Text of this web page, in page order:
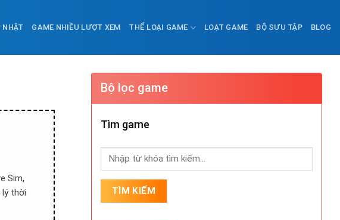
NHẬT GAME NHIỀU LƯỢT XEM THỂ LOẠI GAME LOẠT GAME BỘ SƯU TẬP BLOG
Sim,
lý thời
Bộ lọc game
Tìm game